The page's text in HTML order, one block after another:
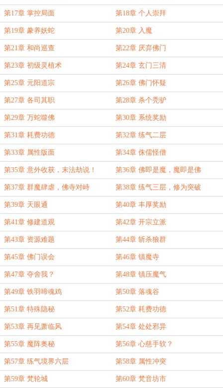
第17章 掌控局面 第18章 个人崇拜
第19章 豢养妖蛇 第20章 入魔
第21章 和尚巡查 第22章 厌弃佛门
第23章 初级灵植术 第24章 玄门三清
第25章 元阳道宗 第26章 佛门怀疑
第27章 各司其职 第28章 杀个秃驴
第29章 万蛇噬佛 第30章 系统奖励
第31章 耗费功德 第32章 练气二层
第33章 属性版面 第34章 侏儒怪僧
第35章 意外收获，末法劫说！ 第36章 佛即是魔，魔即是佛
第37章 群魔肆虐，佛寺对峙 第38章 练气三层，修为突破
第39章 天眼通 第40章 丰厚奖励
第41章 修建道观 第42章 开宗立派
第43章 资源难题 第44章 斩杀狼群
第45章 佛门误会 第46章 镇魔寺
第47章 夺舍我？ 第48章 镇压魔气
第49章 铁羽啼魂鸡 第50章 落魂谷
第51章 特殊隐秘 第52章 耗费功德
第53章 再见萧临风 第54章 处处邪异
第55章 魔阵奥秘 第56章 心慈手软？
第57章 练气境界六层 第58章 属性冲突
第59章 梵轮城 第60章 梵音坊市